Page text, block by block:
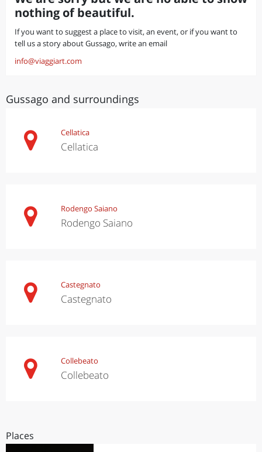
nothing of beautiful.
If you want to suggest a place to visit, an event, or if you want to
tell us a story about Gussago, write an email
info@viaggiart.com
Gussago and surroundings
Cellatica
Cellatica
Rodengo Saiano
Rodengo Saiano
Castegnato
Castegnato
Collebeato
Collebeato
Places